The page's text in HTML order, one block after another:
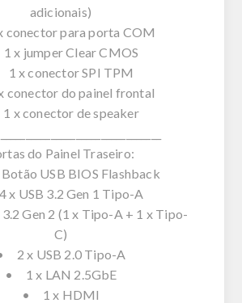
adicionais)
para porta COM
x jumper Clear CMOS
x conector SPI TPM
do painel frontal
x conector de speaker
do Painel Traseiro:
USB BIOS Flashback
USB 3.2 Gen 1 Tipo-A
Gen 2 (1 x Tipo-A + 1 x Tipo-
C)
2 x USB 2.0 Tipo-A
• 1 x LAN 2.5GbE
• 1 x HDMI